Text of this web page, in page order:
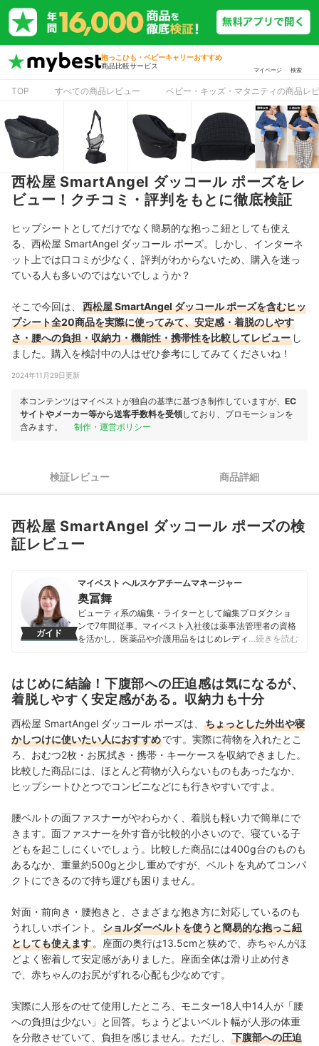
抱っこひも・ベビーキャリーおすすめ
商品比較サービス
マイページ 検索
TOP すべての商品レビュー ベビー・キッズ・マタニティの商品レ
西松屋 SmartAngel ダッコール ポーズをレ
ビュー！クチコミ・評判をもとに徹底検証
ヒップシートとしてだけでなく簡易的な抱っこ紐としても使え
る、西松屋 SmartAngel ダッコール ポーズ。しかし、インターネ
ット上では口コミが少なく、評判がわからないため、購入を迷っ
ている人も多いのではないでしょうか？
そこで今回は、
西松屋 SmartAngel ダッコール ポーズを含むヒッ
プシート全20商品を実際に使ってみて、安定感・着脱のしやす
さ・腰への負担・収納力・機能性・携帯性を比較してレビュー し
ました。購入を検討中の人はぜひ参考にしてみてくださいね！
2024年11月29日更新
本コンテンツはマイベストが独自の基準に基づき制作していますが、 EC
サイトやメーカー等から送客手数料を受領しており、プロモーションを
含みます。
制作・運営ポリシー
検証レビュー 商品詳細
西松屋 SmartAngel ダッコール ポーズの検
証レビュー
ガイド
マイベスト へルスケアチームマネージャー
奥冨舞
ビューティ系の編集・ライターとして編集プロダクショ
ンで7年間従事。マイベスト入社後は薬事法管理者の資格
を活かし、医薬品や介護用品をはじめレディースインナ
奥冨舞のプロフィール
…続きを読む
はじめに結論！下腹部への圧迫感は気になるが、
着脱しやすく安定感がある。収納力も十分
西松屋 SmartAngel ダッコール ポーズは、
ちょっとした外出や寝
かしつけに使いたい人におすすめです。実際に荷物を入れたとこ
ろ、おむつ2枚・お尻拭き・携帯・キーケースを収納できました。
比較した商品には、ほとんど荷物が入らないものもあったなか、
ヒップシートひとつでコンビニなどにも行きやすいですよ。
腰ベルトの面ファスナーがやわらかく、着脱も軽い力で簡単にで
きます。面ファスナーを外す音が比較的小さいので、寝ている子
どもを起こしにくいでしょう。比較した商品には400g台のものも
あるなか、重量約500gと少し重めですが、ベルトを丸めてコンパ
クトにできるので持ち運びも困りません。
対面・前向き・腰抱きと、さまざまな抱き方に対応しているのも
うれしいポイント。
ショルダーベルトを使うと簡易的な抱っこ紐
としても使えます 。座面の奥行は13.5cmと狭めで、赤ちゃんがほ
どよく密着して安定感がありました。座面全体は滑り止め付き
で、赤ちゃんのお尻がずれる心配も少なめです。
実際に人形をのせて使用したところ、モニター18人中14人が「腰
への負担は少ない」と回答。ちょうどよいベルト幅が人形の体重
を分散させていて、負担を感じません。ただし、
下腹部への圧迫